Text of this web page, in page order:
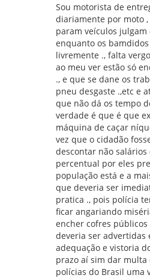
Sou motorista de
diariamente por moto
param veículos
enquanto os
livremente ., falta
ao meu ver estão só
., e que se dane os
pneu desgaste .,etc e
que não dá os tempo
verdade é que é que
máquina de caçar
vez que o cidadão
descontar não
percentual por eles
população está e a
que deveria ser
pratica ., pois polícia
ficar angariando
encher cofres
deveria ser advertidas
adequação e vistoria
prazo aí sim dar
polícias do Brasil uma